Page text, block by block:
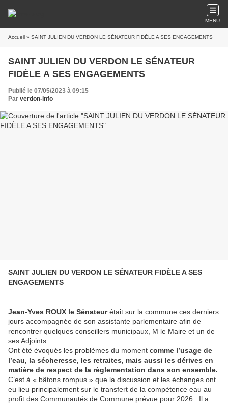
MENU
Accueil » SAINT JULIEN DU VERDON LE SÉNATEUR FIDÈLE A SES ENGAGEMENTS
SAINT JULIEN DU VERDON LE SÉNATEUR
FIDÈLE A SES ENGAGEMENTS
Publié le 07/05/2023 à 09:15
Par verdon-info
SAINT JULIEN DU VERDON LE SÉNATEUR FIDÈLE A SES
ENGAGEMENTS
Jean-Yves ROUX le Sénateurétait sur la commune ces derniers
jours accompagnée de son assistante parlementaire afin de
rencontrer quelques conseillers municipaux, M le Maire et un de
ses Adjoints.
Ont été évoqués les problèmes du moment comme l’usage de
l’eau, la sécheresse, les retraites, mais aussi les dérives en
matière de respect de la règlementation dans son ensemble.
C’est à « bâtons rompus » que la discussion et les échanges ont
eu lieu principalement sur le transfert de la compétence eau au
profit des Communautés de Commune prévue pour 2026. Il a